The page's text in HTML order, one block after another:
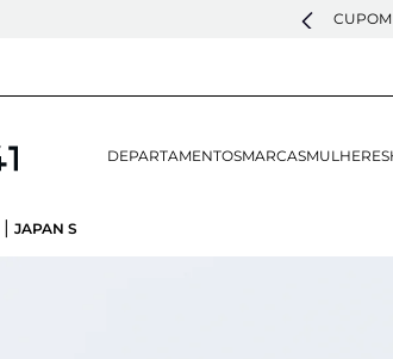
CUPOM
DEPARTAMENTOSMARCASMULHERES
| JAPAN S